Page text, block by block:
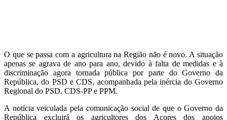
O que se passa com a agricultura na Região não é novo. A situação
apenas se agrava de ano para ano, devido à falta de medidas e à
discriminação agora tornada pública por parte do Governo da
República, do PSD e CDS, acompanhada pela inércia do Governo
Regional do PSD, CDS-PP e PPM.
A notícia veiculada pela comunicação social de que o Governo da
República excluirá os agricultores dos Açores dos apoios